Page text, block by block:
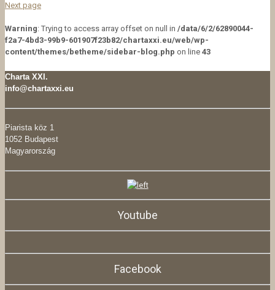
Next page
Warning: Trying to access array offset on null in /data/6/2/62890044-
f2a7-4bd3-99b9-601907f23b82/chartaxxi.eu/web/wp-
content/themes/betheme/sidebar-blog.php on line 43
Charta XXI.
info@chartaxxi.eu
Piarista köz 1
1052 Budapest
Magyarország
Youtube
Facebook